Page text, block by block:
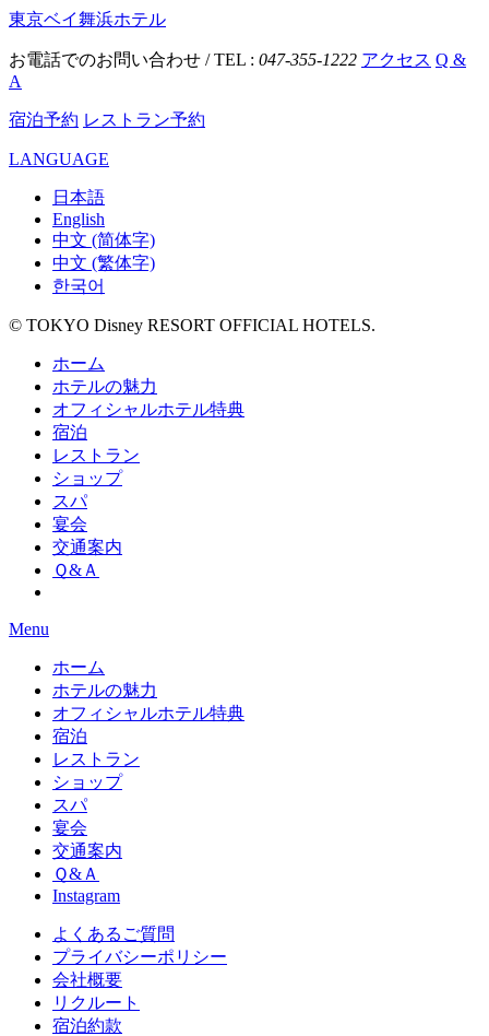
東京ベイ舞浜ホテル
お電話でのお問い合わせ / TEL : 047-355-1222 アクセス Q &
A
宿泊予約 レストラン予約
LANGUAGE
日本語
English
中文 (简体字)
中文 (繁体字)
한국어
© TOKYO Disney RESORT OFFICIAL HOTELS.
ホーム
ホテルの魅力
オフィシャルホテル特典
宿泊
レストラン
ショップ
スパ
宴会
交通案内
Ｑ&Ａ
Menu
ホーム
ホテルの魅力
オフィシャルホテル特典
宿泊
レストラン
ショップ
スパ
宴会
交通案内
Ｑ&Ａ
Instagram
よくあるご質問
プライバシーポリシー
会社概要
リクルート
宿泊約款